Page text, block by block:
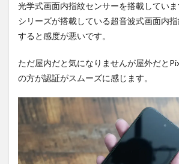
光学式画面内指紋センサーを搭載してい
シリーズが搭載している超音波式画面内
すると感度が悪いです。
ただ屋内だと気になりませんが屋外だと
の方が認証がスムーズに感じます。